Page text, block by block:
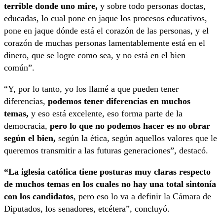
terrible donde uno mire, y sobre todo personas doctas,
educadas, lo cual pone en jaque los procesos educativos,
pone en jaque dónde está el corazón de las personas, y el
corazón de muchas personas lamentablemente está en el
dinero, que se logre como sea, y no está en el bien
común”.
“Y, por lo tanto, yo los llamé a que pueden tener
diferencias, podemos tener diferencias en muchos
temas, y eso está excelente, eso forma parte de la
democracia, pero lo que no podemos hacer es no obrar
según el bien, según la ética, según aquellos valores que le
queremos transmitir a las futuras generaciones”, destacó.
“La iglesia católica tiene posturas muy claras respecto
de muchos temas en los cuales no hay una total sintonía
con los candidatos, pero eso lo va a definir la Cámara de
Diputados, los senadores, etcétera”, concluyó.